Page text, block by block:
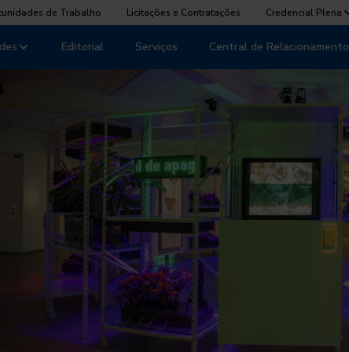
de Trabalho Licitações e Contratações Credencial Plena
Editorial Serviços Central de Relacionamento